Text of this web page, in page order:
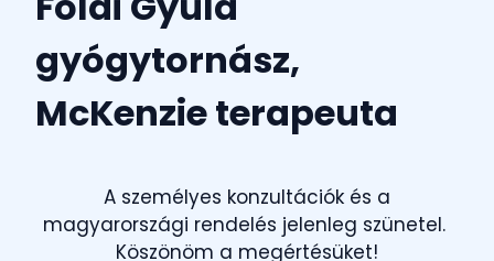
gyógytornász,
McKenzie terapeuta
A személyes konzultációk és a
magyarországi rendelés jelenleg szünetel.
Köszönöm a megértésüket!